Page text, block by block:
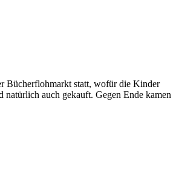
Bücherflohmarkt statt, wofür die Kinder
auch gekauft. Gegen Ende kamen